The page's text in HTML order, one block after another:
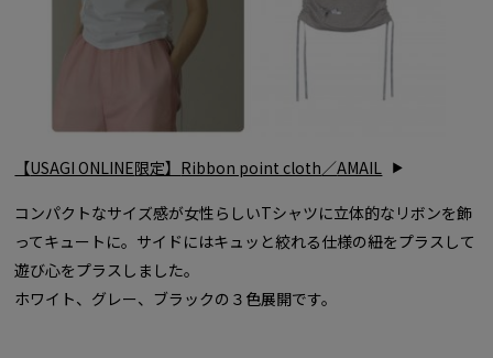
【USAGI ONLINE限定】 Ribbon point cloth／AMAIL
コンパクトなサイズ感が女性らしいTシャツに立体的なリボンを飾
ってキュートに。サイドにはキュッと絞れる仕様の紐をプラスして
遊び心をプラスしました。
ホワイト、グレー、ブラックの３色展開です。